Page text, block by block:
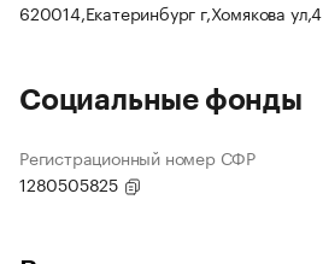
620014,Екатеринбург г,Хомякова ул,4
Социальные фонды
Регистрационный номер СФР
1280505825